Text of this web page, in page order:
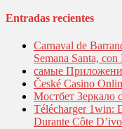
Entradas recientes
Carnaval de
Semana Santa,
самые
České Casino
Мостбет Зеркало
Télécharger 1win:
Durante Côte